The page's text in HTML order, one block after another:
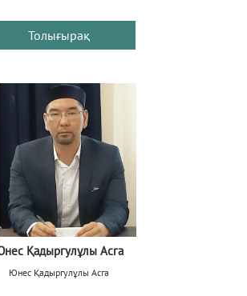
Толығырақ
Қадыргулұлы Асга
Юнес Қадыргулұлы Асга